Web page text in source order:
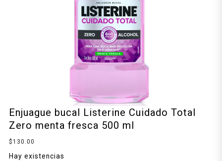
Enjuague bucal Listerine Cuidado Total
Zero menta fresca 500 ml
$ 130.00
Hay existencias